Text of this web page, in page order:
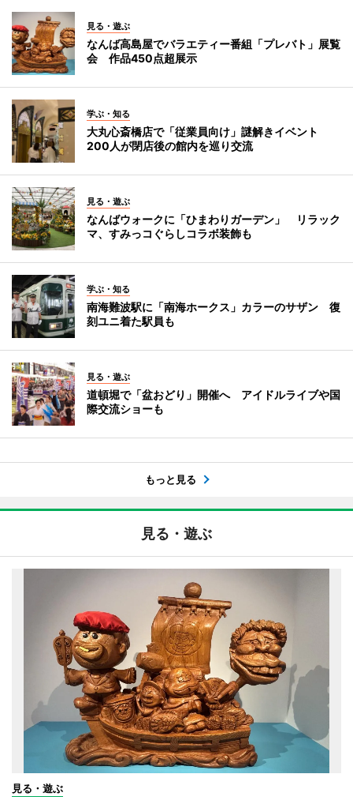
見る・遊ぶ
なんば高島屋でバラエティー番組「プレバト」展覧
会 作品450点超展示
学ぶ・知る
大丸心斎橋店で「従業員向け」謎解きイベント
200人が閉店後の館内を巡り交流
見る・遊ぶ
なんばウォークに「ひまわりガーデン」 リラック
マ、すみっコぐらしコラボ装飾も
学ぶ・知る
南海難波駅に「南海ホークス」カラーのサザン 復
刻ユニ着た駅員も
見る・遊ぶ
道頓堀で「盆おどり」開催へ アイドルライブや国
際交流ショーも
もっと見る
見る・遊ぶ
見る・遊ぶ